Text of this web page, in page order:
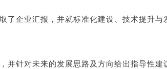
企业汇报，并就标准化建设、技术提升
并针对未来的发展思路及方向给出指导性建